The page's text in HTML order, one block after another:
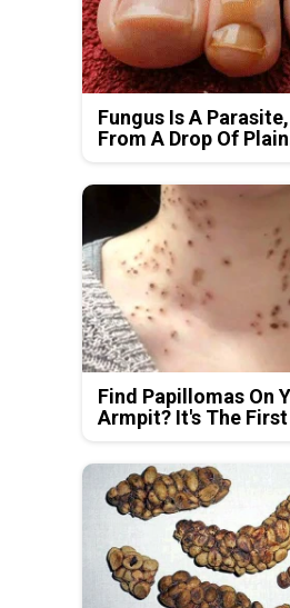
Fungus Is A
From A Drop Of
Find Papillomas On
Armpit? It's The